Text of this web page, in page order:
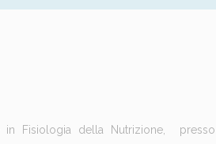
in Fisiologia della Nutrizione, presso